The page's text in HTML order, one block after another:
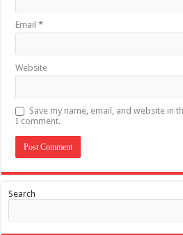
Email*
Website
Save my name, email, and website in
I comment.
Search